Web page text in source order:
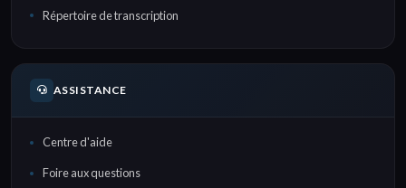
Répertoire de transcription
ASSISTANCE
Centre d'aide
Foire aux questions